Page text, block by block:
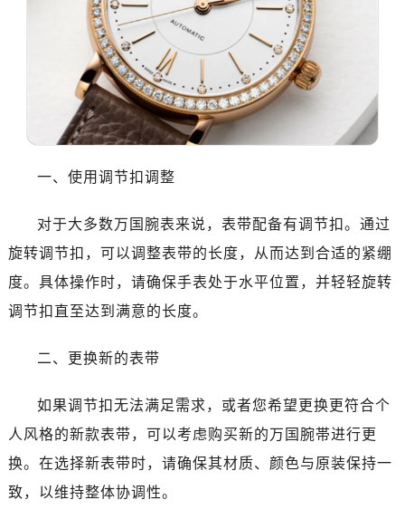
一、使用调节扣调整
对于大多数万国腕表来说，表带配备有调节扣。通过
旋转调节扣，可以调整表带的长度，从而达到合适的紧绷
度。具体操作时，请确保手表处于水平位置，并轻轻旋转
调节扣直至达到满意的长度。
二、更换新的表带
如果调节扣无法满足需求，或者您希望更换更符合个
人风格的新款表带，可以考虑购买新的万国腕帯进行更
换。在选择新表带时，请确保其材质、颜色与原装保持一
致，以维持整体协调性。